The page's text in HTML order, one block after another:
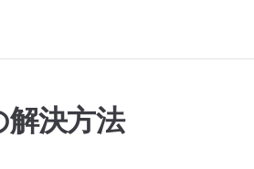
決方法